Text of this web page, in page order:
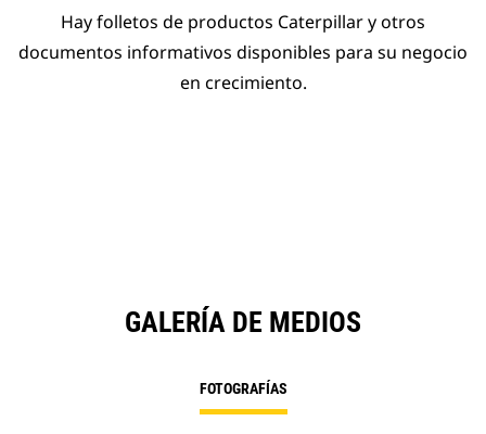
Hay folletos de productos Caterpillar y otros
documentos informativos disponibles para su negocio
en crecimiento.
GALERÍA DE MEDIOS
FOTOGRAFÍAS